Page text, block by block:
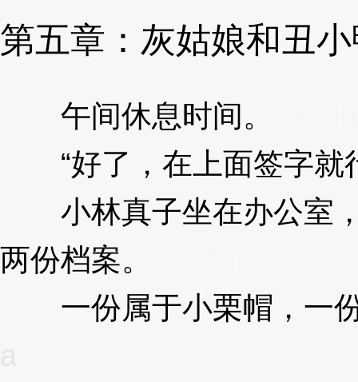
第五章：灰姑娘和丑
午间休息时间。
“好了，在上面签字就
小林真子坐在办公室，
两份档案。
一份属于小栗帽，一份